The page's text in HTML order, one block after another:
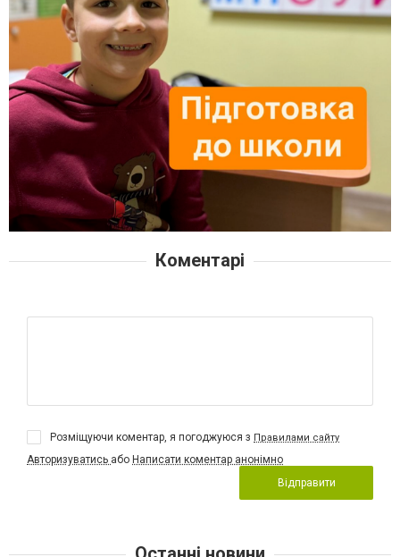
Коментарі
Розміщуючи коментар, я погоджуюся з Правилами сайту
Авторизуватись або Написати коментар анонімно
Відправити